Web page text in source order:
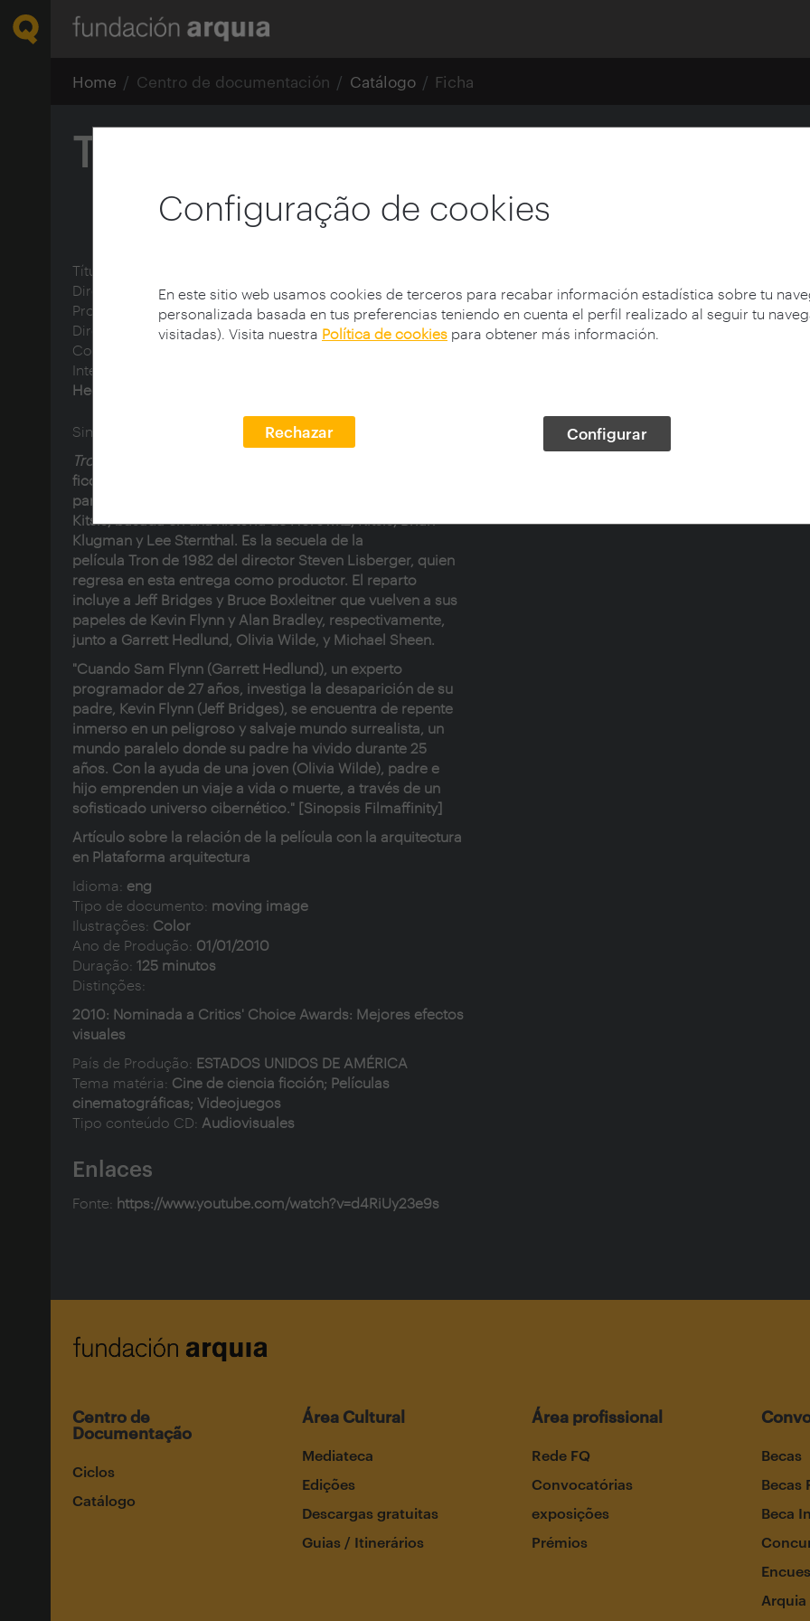
Configuração de cookies
En este sitio web usamos cookies de terceros para recabar información estadística sobre tu
personalizada basada en tus preferencias teniendo en cuenta el perfil realizado al seguir tu
visitadas). Visita nuestra Política de cookies para obtener más información.
Rechazar Configurar
Home Centro de documentación Catálogo Ficha
Tron Legacy
Título:
Diretor:
Kosinski, Joseph (1974-)
Produtor:
Walt Disney Productions
Diretor de fotografia: Miranda, Claudio (1964-)
Compositor musical:
Intérprete:
Hedlund, Garrett (1984-); Sheen, Michael (1969-)
Sinopse:
Tron Legacy
ficción y acción del 2010, dirigida por Joseph Kosinski, a
partir de un guion escrito por Adam Horowitz y Edward
Kitsis, basada en una historia de Horowitz, Kitsis, Brian
Klugman y Lee Sternthal. Es la secuela de la
película Tron de 1982 del director Steven Lisberger, quien
regresa en esta entrega como productor. El reparto
incluye a Jeff Bridges y Bruce Boxleitner que vuelven a sus
papeles de Kevin Flynn y Alan Bradley, respectivamente,
junto a Garrett Hedlund, Olivia Wilde, y Michael Sheen.
"Cuando Sam Flynn (Garrett Hedlund), un experto
programador de 27 años, investiga la desaparición de su
padre, Kevin Flynn (Jeff Bridges), se encuentra de repente
inmerso en un peligroso y salvaje mundo surrealista, un
mundo paralelo donde su padre ha vivido durante 25
años. Con la ayuda de una joven (Olivia Wilde), padre e
hijo emprenden un viaje a vida o muerte, a través de un
sofisticado universo cibernético." [Sinopsis Filmaffinity]
Artículo sobre la relación de la película con la arquitectura
en Plataforma arquitectura
Idioma: eng
Tipo de documento: moving image
Ilustrações: Color
Ano de Produção: 01/01/2010
Duração: 125 minutos
Distinções:
2010: Nominada a Critics' Choice Awards: Mejores efectos
visuales
País de Produção: ESTADOS UNIDOS DE AMÉRICA
Tema matéria: Cine de ciencia ficción; Películas
cinematográficas; Videojuegos
Tipo conteúdo CD: Audiovisuales
Enlaces
Fonte: https://www.youtube.com/watch?v=d4RiUy23e9s
Centro de
Documentação
Ciclos
Catálogo
Área Cultural
Mediateca
Edições
Descargas gratuitas
Guias / Itinerários
Área profissional
Rede FQ
Convocatórias
exposições
Prémios
Becas
Becas
Beca
Arquia